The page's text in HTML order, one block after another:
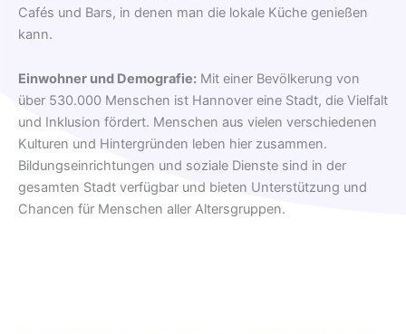
Cafés und Bars, in denen man die lokale Küche genießen
kann.
Einwohner und Demografie: Mit einer Bevölkerung von
über 530.000 Menschen ist Hannover eine Stadt, die Vielfalt
und Inklusion fördert. Menschen aus vielen verschiedenen
Kulturen und Hintergründen leben hier zusammen.
Bildungseinrichtungen und soziale Dienste sind in der
gesamten Stadt verfügbar und bieten Unterstützung und
Chancen für Menschen aller Altersgruppen.